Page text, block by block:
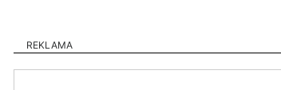
REKLAMA